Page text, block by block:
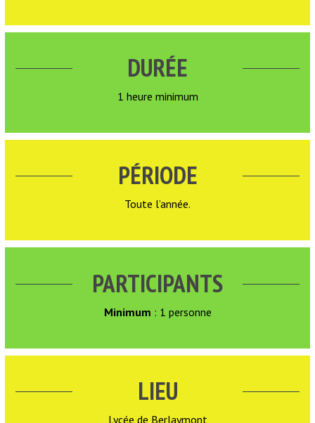
DURÉE
1 heure minimum
PÉRIODE
Toute l’année.
PARTICIPANTS
Minimum : 1 personne
LIEU
Lycée de Berlaymont